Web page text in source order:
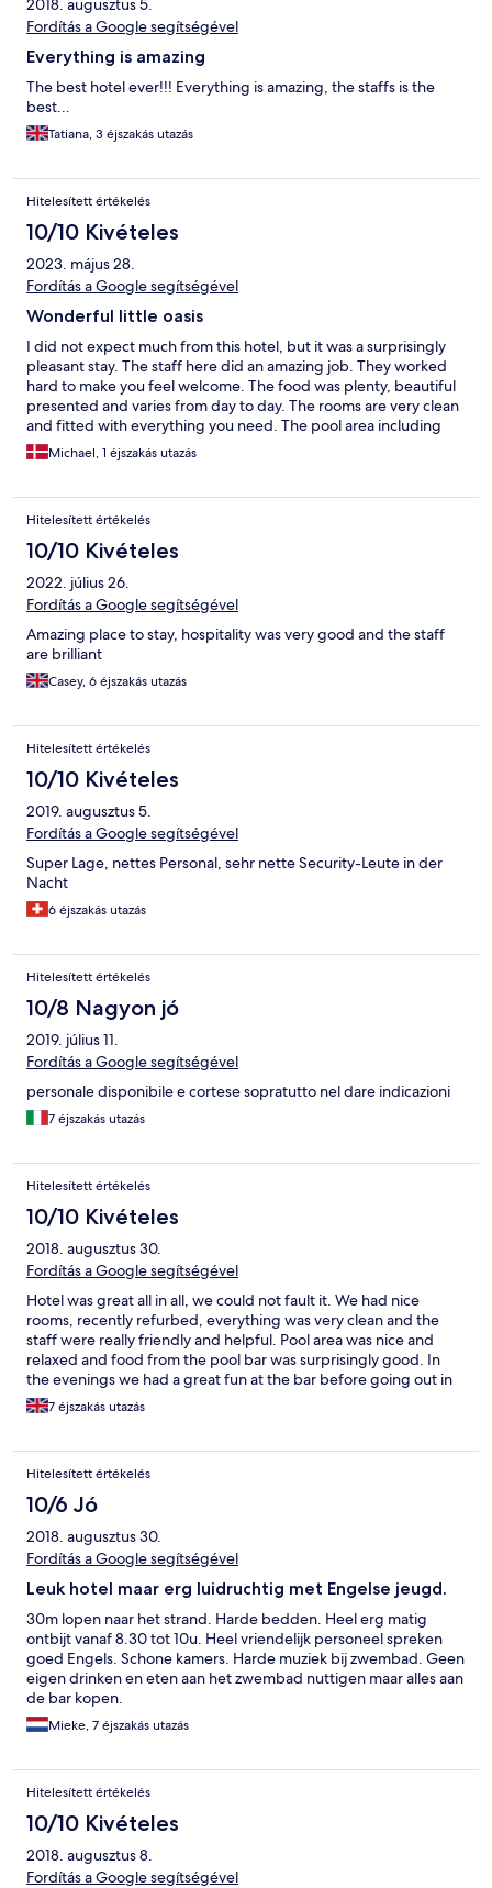
2018. augusztus 5.
Fordítás a Google segítségével
Everything is amazing
The best hotel ever!!! Everything is amazing, the staffs is the
best...
Tatiana, 3 éjszakás utazás
Hitelesített értékelés
10/10 Kivételes
2023. május 28.
Fordítás a Google segítségével
Wonderful little oasis
I did not expect much from this hotel, but it was a surprisingly
pleasant stay. The staff here did an amazing job. They worked
hard to make you feel welcome. The food was plenty, beautiful
presented and varies from day to day. The rooms are very clean
and fitted with everything you need. The pool area including
the bar is perfect sized. The reception only accept cash, but
exept from this, the hotel was perfect in every way. Will be
Michael, 1 éjszakás utazás
Hitelesített értékelés
10/10 Kivételes
2022. július 26.
Fordítás a Google segítségével
Amazing place to stay, hospitality was very good and the staff
are brilliant
Casey, 6 éjszakás utazás
Hitelesített értékelés
10/10 Kivételes
2019. augusztus 5.
Fordítás a Google segítségével
Super Lage, nettes Personal, sehr nette Security-Leute in der
Nacht
6 éjszakás utazás
Hitelesített értékelés
10/8 Nagyon jó
2019. július 11.
Fordítás a Google segítségével
personale disponibile e cortese sopratutto nel dare indicazioni
7 éjszakás utazás
Hitelesített értékelés
10/10 Kivételes
2018. augusztus 30.
Fordítás a Google segítségével
Hotel was great all in all, we could not fault it. We had nice
rooms, recently refurbed, everything was very clean and the
staff were really friendly and helpful. Pool area was nice and
relaxed and food from the pool bar was surprisingly good. In
the evenings we had a great fun at the bar before going out in
the evening, which in Laganas is 2am. For a stay in Laganas, I
would definitely come here again.
7 éjszakás utazás
Hitelesített értékelés
10/6 Jó
2018. augusztus 30.
Fordítás a Google segítségével
Leuk hotel maar erg luidruchtig met Engelse jeugd.
30m lopen naar het strand. Harde bedden. Heel erg matig
ontbijt vanaf 8.30 tot 10u. Heel vriendelijk personeel spreken
goed Engels. Schone kamers. Harde muziek bij zwembad. Geen
eigen drinken en eten aan het zwembad nuttigen maar alles aan
de bar kopen.
Mieke, 7 éjszakás utazás
Hitelesített értékelés
10/10 Kivételes
2018. augusztus 8.
Fordítás a Google segítségével